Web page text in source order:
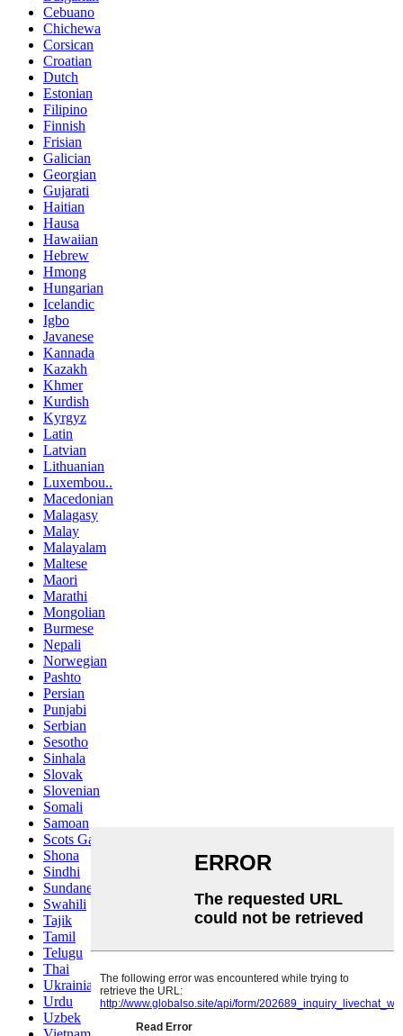
Cebuano
Chichewa
Corsican
Croatian
Dutch
Estonian
Filipino
Finnish
Frisian
Galician
Georgian
Gujarati
Haitian
Hausa
Hawaiian
Hebrew
Hmong
Hungarian
Icelandic
Igbo
Javanese
Kannada
Kazakh
Khmer
Kurdish
Kyrgyz
Latin
Latvian
Lithuanian
Luxembou..
Macedonian
Malagasy
Malay
Malayalam
Maltese
Maori
Marathi
Mongolian
Burmese
Nepali
Norwegian
Pashto
Persian
Punjabi
Serbian
Sesotho
Sinhala
Slovak
Slovenian
Somali
Samoan
Scots Gaelic
Shona
Sindhi
Sundanese
Swahili
Tajik
Tamil
Telugu
Thai
Ukrainian
Urdu
Uzbek